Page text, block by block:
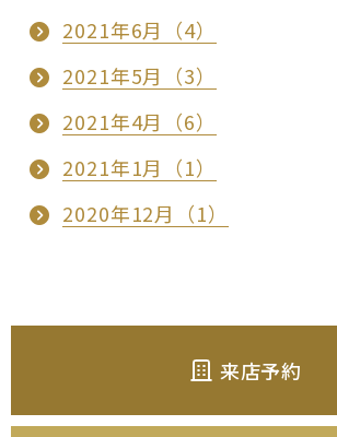
2021年6月（4）
2021年5月（3）
2021年4月（6）
2021年1月（1）
2020年12月（1）
来店予約